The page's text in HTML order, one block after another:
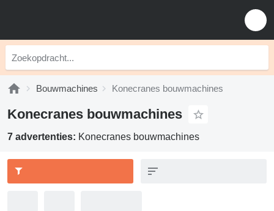
Bouwmachines Konecranes bouwmachines
Konecranes bouwmachines
7 advertenties: Konecranes bouwmachines